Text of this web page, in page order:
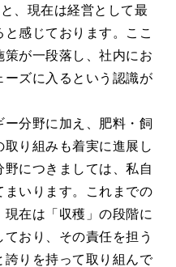
、現在は経営として最
感じております。ここ
策が一段落し、社内にお
ズに入るという認識が
分野に加え、肥料・飼
り組みも着実に進展し
につきましては、私自
いります。これまでの
現在は「収穫」の段階に
おり、その責任を担う
りを持って取り組んで